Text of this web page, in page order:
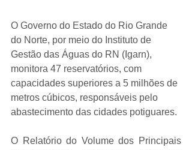
O Governo do Estado do Rio Grande
do Norte, por meio do Instituto de
Gestão das Águas do RN (Igarn),
monitora 47 reservatórios, com
capacidades superiores a 5 milhões de
metros cúbicos, responsáveis pelo
abastecimento das cidades potiguares.
O Relatório do Volume dos Principais